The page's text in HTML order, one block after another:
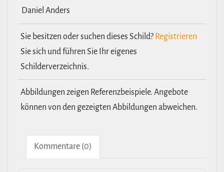
Daniel Anders
Sie besitzen oder suchen dieses Schild? Registrieren
Sie sich und führen Sie Ihr eigenes
Schilderverzeichnis.
Abbildungen zeigen Referenzbeispiele. Angebote
können von den gezeigten Abbildungen abweichen.
Kom­men­tare (0)